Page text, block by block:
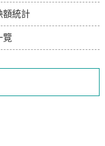
額統計
覽